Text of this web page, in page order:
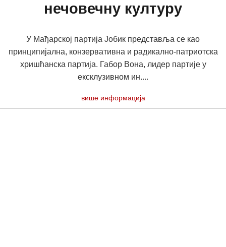
нечовечну културу
У Мађарској партија Јобик представља се као
принципијална, конзервативна и радикално-патриотска
хришћанска партија. Габор Вона, лидер партије у
ексклузивном ин....
више информација